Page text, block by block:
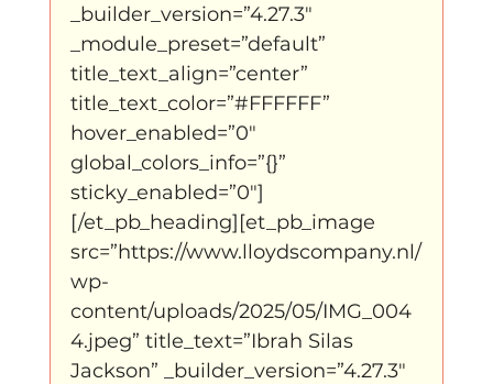
Zonder categorie Binnenkort te zien
Kabiteni kabitini Engels
_builder_version=”4.27.3″
_module_preset=”default”
title_text_align=”center”
title_text_color=”#FFFFFF”
hover_enabled=”0″
global_colors_info=”{}”
sticky_enabled=”0″]
[/et_pb_heading][et_pb_image
src=”https://www.lloydscompany.nl/
wp-
content/uploads/2025/05/IMG_004
4.jpeg” title_text=”Ibrah Silas
Jackson” _builder_version=”4.27.3″